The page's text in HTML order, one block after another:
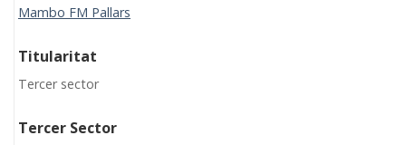
Mambo FM Pallars
Titularitat
Tercer sector
Tercer Sector